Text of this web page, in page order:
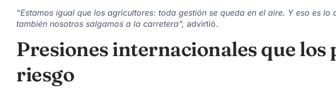
“Estamos igual que los agricultores: toda gestión se queda en el aire. Y eso es lo
también nosotros salgamos a la carretera”, advirtió.
Presiones internacionales que los
riesgo